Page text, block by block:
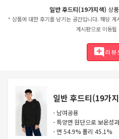
일반 후드티(19가지색) 상
* 상품에 대한 후기를 남기는 공간입니다. 해당
게시판으로 이동될
add_comment 리뷰
일반 후드티(19가
- 남여공용
- 특양면 원단으로 보온성
- 면 54.9% 폴리 45.1%